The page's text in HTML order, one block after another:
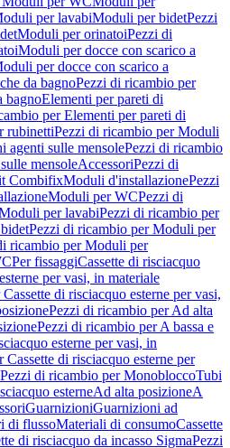
per lavabiModuli per bidetPezzi
Moduli per orinatoiPezzi di
Moduli per docce con scarico a
per docce con scarico a
da bagnoPezzi di ricambio per
bagnoElementi per pareti di
per Elementi per pareti di
rubinettiPezzi di ricambio per Moduli
agenti sulle mensolePezzi di ricambio
mensoleAccessoriPezzi di
CombifixModuli d'installazionePezzi
Moduli per WCPezzi di
per lavabiPezzi di ricambio per
Pezzi di ricambio per Moduli per
ricambio per Moduli per
Per fissaggiCassette di risciacquo
per vasi, in materiale
di risciacquo esterne per vasi,
Pezzi di ricambio per Ad alta
Pezzi di ricambio per A bassa e
esterne per vasi, in
di risciacquo esterne per
Pezzi di ricambio per MonobloccoTubi
esterneAd alta posizioneA
GuarnizioniGuarnizioni ad
di flussoMateriali di consumoCassette
di risciacquo da incasso SigmaPezzi